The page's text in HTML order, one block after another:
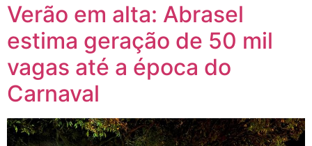
Verão em alta: Abrasel
estima geração de 50 mil
vagas até a época do
Carnaval